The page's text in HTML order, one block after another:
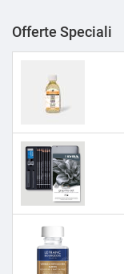
Offerte Speciali